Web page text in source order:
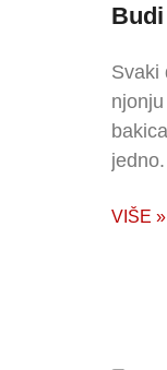
Svaki
VIŠE »